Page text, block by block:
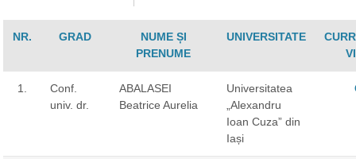
NR. GRAD
NUME ȘI
PRENUME
UNIVERSITATE
1.
Conf.
univ. dr.
ABALASEI
Beatrice Aurelia
Universitatea
„Alexandru
Ioan Cuza” din
Iași